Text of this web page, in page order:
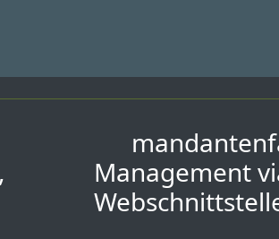
Management